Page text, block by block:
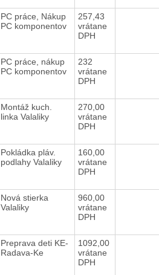
PC práce, Nákup
PC komponentov
257,43
vrátane
DPH
PC práce, nákup
PC komponentov
232
vrátane
DPH
Montáž kuch.
linka Valaliky
270,00
vrátane
DPH
Pokládka pláv.
podlahy Valaliky
160,00
vrátane
DPH
Nová stierka
Valaliky
960,00
vrátane
DPH
Preprava deti KE-
Radava-Ke
1092,00
vrátane
DPH